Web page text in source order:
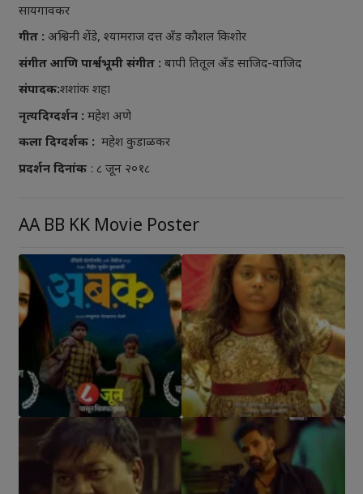
सायगावकर
गीत : अश्विनी शेंडे, श्यामराज दत्त अँड कौशल किशोर
संगीत आणि पार्श्वभूमी संगीत : बापी तितूल अँड साजिद-वाजिद
संपादक:शशांक शहा
नृत्यदिग्दर्शन : महेश अणे
कला दिग्दर्शक : महेश कुडाळकर
प्रदर्शन दिनांक: ८ जून २०१८
AA BB KK Movie Poster